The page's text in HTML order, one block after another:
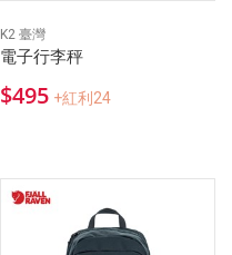
K2 臺灣
電子行李秤
$495 +紅利24